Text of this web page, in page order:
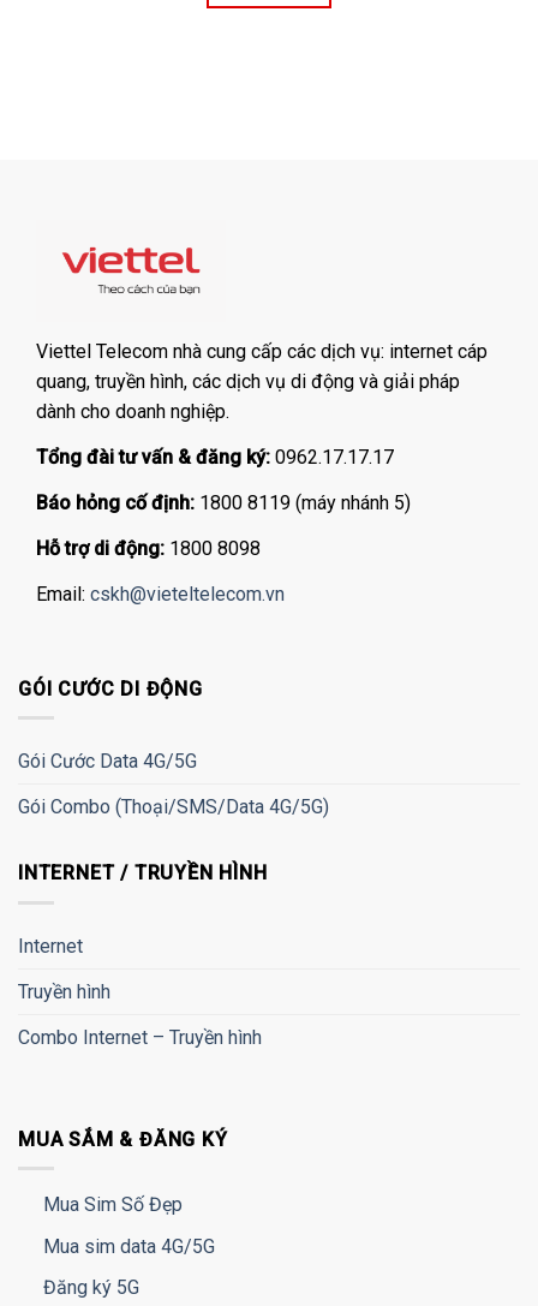
Viettel Telecom nhà cung cấp các dịch vụ: internet cáp
quang, truyền hình, các dịch vụ di động và giải pháp
dành cho doanh nghiệp.
Tổng đài tư vấn & đăng ký: 0962.17.17.17
Báo hỏng cố định: 1800 8119 (máy nhánh 5)
Hỗ trợ di động: 1800 8098
Email: cskh@vieteltelecom.vn
GÓI CƯỚC DI ĐỘNG
Gói Cước Data 4G/5G
Gói Combo (Thoại/SMS/Data 4G/5G)
INTERNET / TRUYỀN HÌNH
Internet
Truyền hình
Combo Internet – Truyền hình
MUA SẮM & ĐĂNG KÝ
Mua Sim Số Đẹp
Mua sim data 4G/5G
Đăng ký 5G